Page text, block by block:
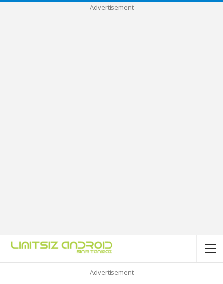
Advertisement
Advertisement